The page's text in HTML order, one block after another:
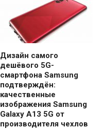
Дизайн самого
дешёвого 5G-
смартфона Samsung
подтверждён:
качественные
изображения Samsung
Galaxy A13 5G от
производителя чехлов